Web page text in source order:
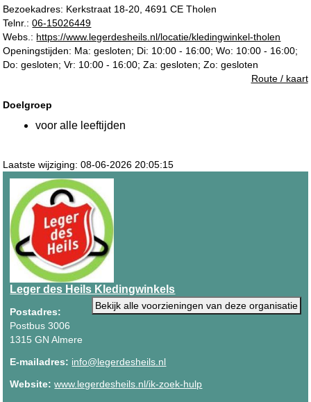
Bezoekadres: Kerkstraat 18-20, 4691 CE Tholen
Telnr.:06-15026449
Webs.: https://www.legerdesheils.nl/locatie/kledingwinkel-tholen
Openingstijden: Ma: gesloten; Di: 10:00 - 16:00; Wo: 10:00 - 16:00;
Do: gesloten; Vr: 10:00 - 16:00; Za: gesloten; Zo: gesloten
Route / kaart
Doelgroep
voor alle leeftijden
Laatste wijziging: 08-06-2026 20:05:15
Leger des Heils Kledingwinkels
Bekijk alle voorzieningen van deze organisatie
Postadres:
Postbus 3006
1315 GN Almere
E-mailadres: info@legerdesheils.nl
Website: www.legerdesheils.nl/ik-zoek-hulp